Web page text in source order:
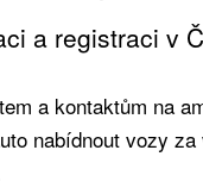
a registraci v
a kontaktům na
nabídnout vozy